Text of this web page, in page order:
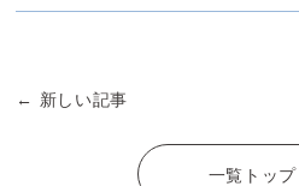
← 新しい記事
一覧トッ